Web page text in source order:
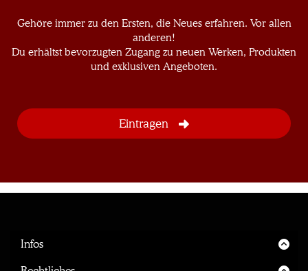
Gehöre immer zu den Ersten, die Neues erfahren. Vor allen
anderen!
Du erhältst bevorzugten Zugang zu neuen Werken, Produkten
und exklusiven Angeboten.
Infos
Startseite